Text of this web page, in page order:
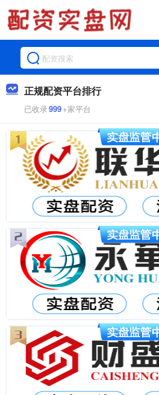
正规配资平台排行
已收录999+家平台